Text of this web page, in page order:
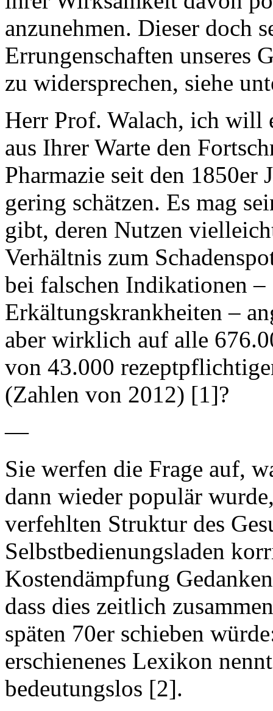
anzunehmen. Dieser doch
Errungenschaften unseres
zu widersprechen, siehe
Herr Prof. Walach, ich will
aus Ihrer Warte den
Pharmazie seit den 1850er
gering schätzen. Es mag
gibt, deren Nutzen
Verhältnis zum
bei falschen Indikationen
Erkältungskrankheiten –
aber wirklich auf alle
von 43.000
(Zahlen von 2012) [1]?
—
Sie werfen die Frage auf,
dann wieder populär
verfehlten Struktur des
Selbstbedienungsladen
Kostendämpfung
dass dies zeitlich
späten 70er schieben
erschienenes Lexikon
bedeutungslos [2].